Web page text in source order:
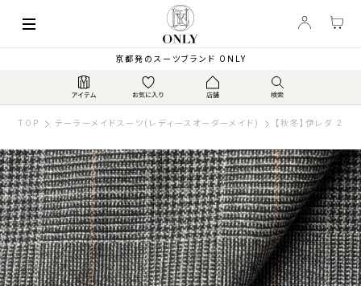
京都発のスーツブランド ONLY
TOP テーラーメイドスーツ(レディースオーダーメイド) 【秋冬】伊レダ